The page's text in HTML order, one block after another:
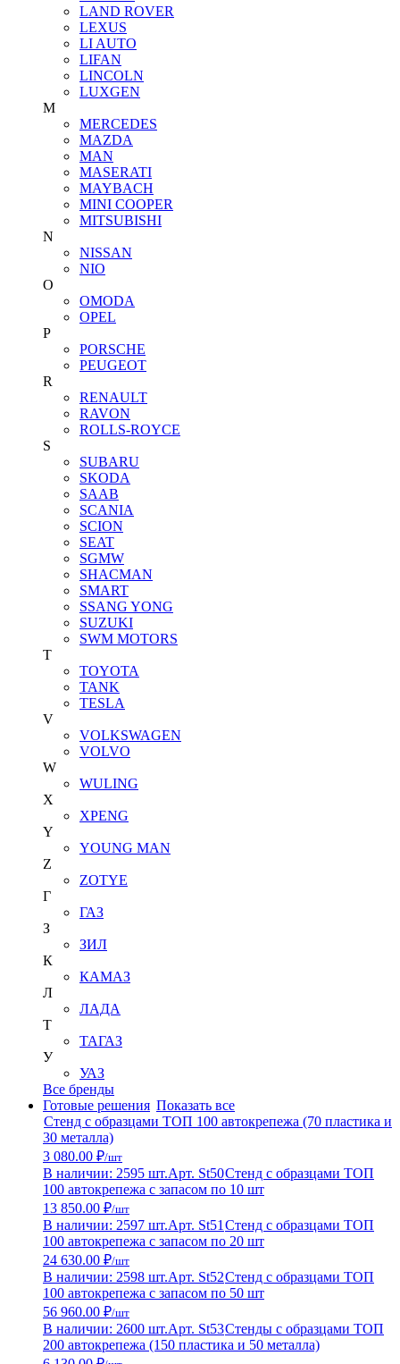
LAND ROVER
LEXUS
LI AUTO
LIFAN
LINCOLN
LUXGEN
M
MERCEDES
MAZDA
MAN
MASERATI
MAYBACH
MINI COOPER
MITSUBISHI
N
NISSAN
NIO
O
OMODA
OPEL
P
PORSCHE
PEUGEOT
R
RENAULT
RAVON
ROLLS-ROYCE
S
SUBARU
SKODA
SAAB
SCANIA
SCION
SEAT
SGMW
SHACMAN
SMART
SSANG YONG
SUZUKI
SWM MOTORS
T
TOYOTA
TANK
TESLA
V
VOLKSWAGEN
VOLVO
W
WULING
X
XPENG
Y
YOUNG MAN
Z
ZOTYE
Г
ГАЗ
З
ЗИЛ
К
КАМАЗ
Л
ЛАДА
Т
ТАГАЗ
У
УАЗ
Все бренды
Готовые решения Показать все
Стенд с образцами ТОП 100 автокрепежа (70 пластика и
30 металла)
3 080.00 ₽/шт
В наличии: 2595 шт.Арт. St50Стенд с образцами ТОП
100 автокрепежа с запасом по 10 шт
13 850.00 ₽/шт
В наличии: 2597 шт.Арт. St51 Стенд с образцами ТОП
100 автокрепежа с запасом по 20 шт
24 630.00 ₽/шт
В наличии: 2598 шт.Арт. St52Стенд с образцами ТОП
100 автокрепежа с запасом по 50 шт
56 960.00 ₽/шт
В наличии: 2600 шт.Арт. St53Стенды с образцами ТОП
200 автокрепежа (150 пластика и 50 металла)